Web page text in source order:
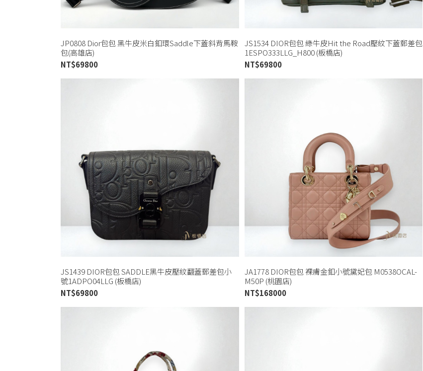
JP0808 Dior包包 黑牛皮米白釦環Saddle下蓋斜背馬鞍
包(高雄店)
NT$69800
JS1534 DIOR包包 綠牛皮Hit the Road壓紋下蓋郵差包
1ESPO333LLG_H800 (板橋店)
NT$69800
JS1439 DIOR包包 SADDLE黑牛皮壓紋翻蓋郵差包小
號1ADPO04LLG (板橋店)
NT$69800
JA1778 DIOR包包 裸膚金釦小號黛妃包 M0538OCAL-
M50P (桃園店)
NT$168000